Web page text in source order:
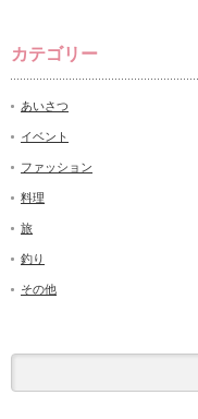
カテゴリー
あいさつ
イベント
ファッション
料理
旅
釣り
その他